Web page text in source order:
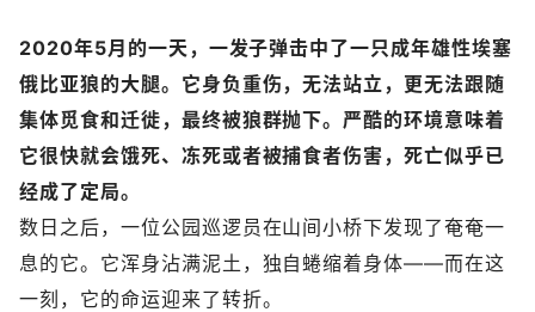
2020年5月的一天，一发子弹击中了一只成年雄性埃塞
俄比亚狼的大腿。它身负重伤，无法站立，更无法跟随
集体觅食和迁徙，最终被狼群抛下。严酷的环境意味着
它很快就会饿死、冻死或者被捕食者伤害，死亡似乎已
经成了定局。
数日之后，一位公园巡逻员在山间小桥下发现了奄奄一
息的它。它浑身沾满泥土，独自蜷缩着身体——而在这
一刻，它的命运迎来了转折。